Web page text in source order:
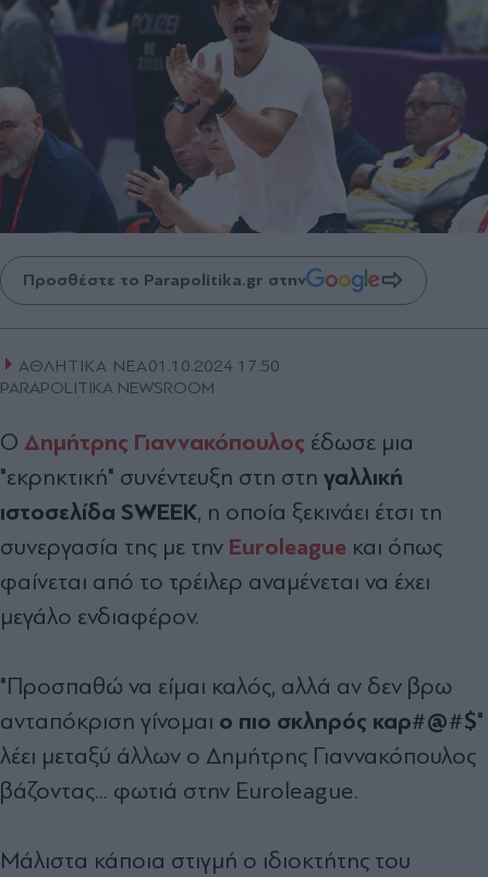
Προσθέστε το Parapolitika.gr στην
ΑΘΛΗΤΙΚΑ ΝΕΑ01.10.2024 17:50
PARAPOLITIKA NEWSROOM
Ο Δημήτρης Γιαννακόπουλος έδωσε μια
"εκρηκτική" συνέντευξη στη στη γαλλική
ιστοσελίδα SWEEK, η οποία ξεκινάει έτσι τη
συνεργασία της με την Euroleague και όπως
φαίνεται από το τρέιλερ αναμένεται να έχει
μεγάλο ενδιαφέρον.
"Προσπαθώ να είμαι καλός, αλλά αν δεν βρω
ανταπόκριση γίνομαι ο πιο σκληρός καρ#@#$"
λέει μεταξύ άλλων ο Δημήτρης Γιαννακόπουλος
βάζοντας... φωτιά στην Euroleague.
Μάλιστα κάποια στιγμή ο ιδιοκτήτης του